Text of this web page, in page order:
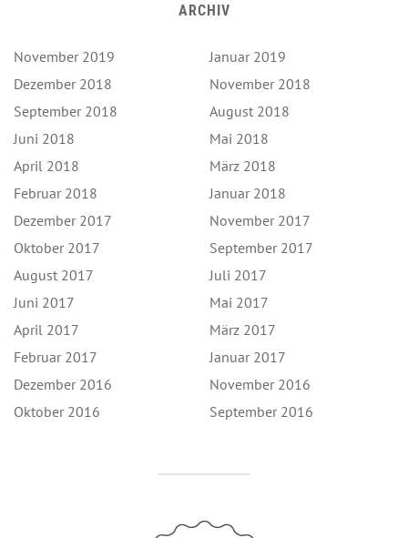
ARCHIV
November 2019
Januar 2019
Dezember 2018
November 2018
September 2018
August 2018
Juni 2018
Mai 2018
April 2018
März 2018
Februar 2018
Januar 2018
Dezember 2017
November 2017
Oktober 2017
September 2017
August 2017
Juli 2017
Juni 2017
Mai 2017
April 2017
März 2017
Februar 2017
Januar 2017
Dezember 2016
November 2016
Oktober 2016
September 2016